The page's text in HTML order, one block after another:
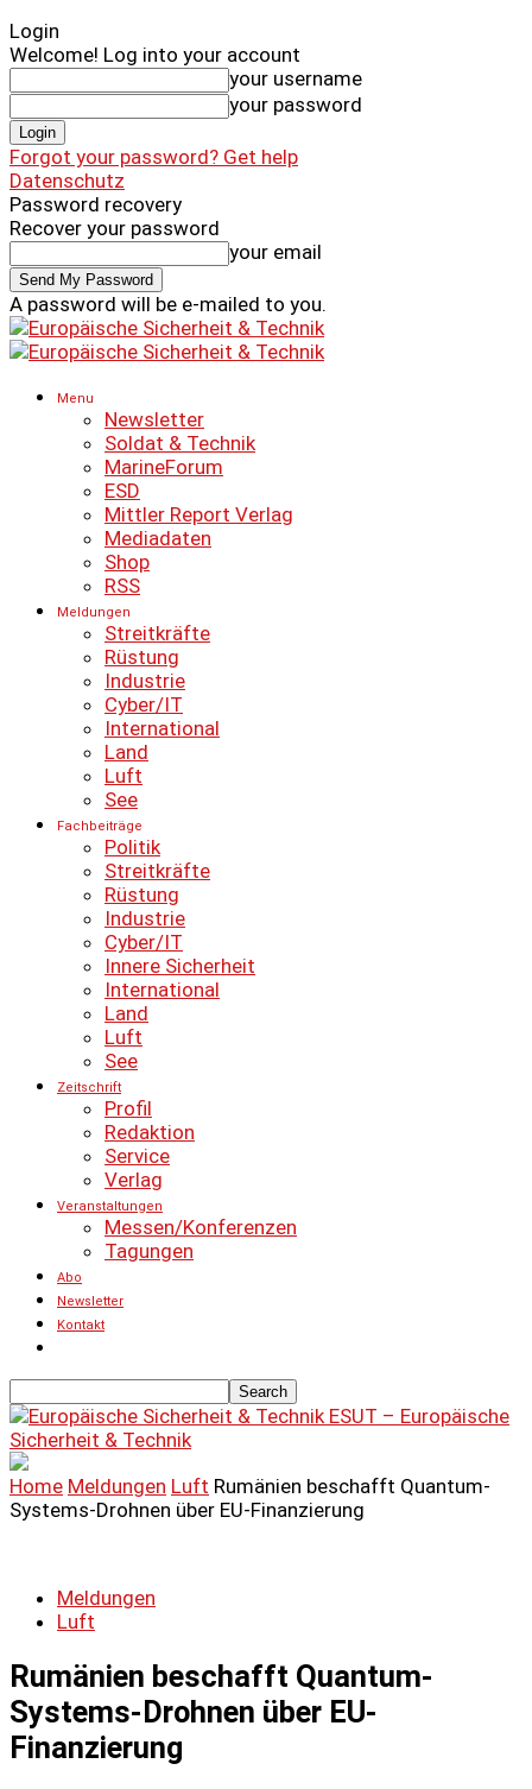
Login
Welcome! Log into your account
your username
your password
Forgot your password? Get help
Datenschutz
Password recovery
Recover your password
your email
A password will be e-mailed to you.
Menu
Newsletter
Soldat & Technik
MarineForum
ESD
Mittler Report Verlag
Mediadaten
Shop
RSS
Meldungen
Streitkräfte
Rüstung
Industrie
Cyber/IT
International
Land
Luft
See
Fachbeiträge
Politik
Streitkräfte
Rüstung
Industrie
Cyber/IT
Innere Sicherheit
International
Land
Luft
See
Zeitschrift
Profil
Redaktion
Service
Verlag
Veranstaltungen
Messen/Konferenzen
Tagungen
Abo
Newsletter
Kontakt
ESUT – Europäische
Sicherheit & Technik
Home Meldungen Luft Rumänien beschafft Quantum-
Systems-Drohnen über EU-Finanzierung
Meldungen
Luft
Rumänien beschafft Quantum-
Systems-Drohnen über EU-
Finanzierung